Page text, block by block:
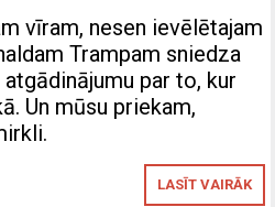
vīram, nesen ievēlētajam
Trampam sniedza
par to, kur
Un mūsu priekam,
LASĪT VAIRĀK